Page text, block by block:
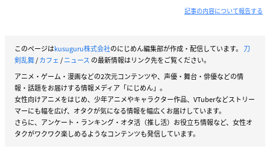
記事の内容について報告する
このページはkusuguru株式会社のにじめん編集部が作成・配信しています。 刀
剣乱舞/カフェ/ニュース の最新情報はリンク先をご覧ください。
アニメ・ゲーム・漫画などの2次元コンテンツや、声優・舞台・俳優などの情
報・話題をお届けする情報メディア「にじめん」。
女性向けアニメをはじめ、少年アニメやキャラクター作品、VTuberなどストリー
マーにも幅を広げ、オタクが気になる情報を幅広くお届けしています。
さらに、アンケート・ランキング・オタ活（推し活）お役立ち情報など、女性オ
タクがワクワク楽しめるようなコンテンツも発信しています。